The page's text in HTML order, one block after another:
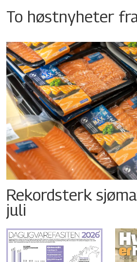
To høstnyheter
Rekordsterk
juli